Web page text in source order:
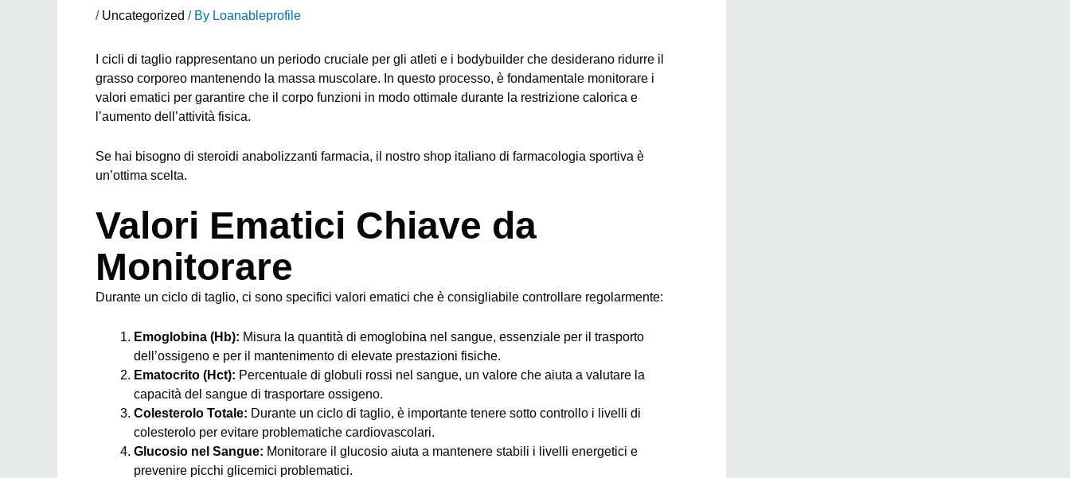
/ Uncategorized / By Loanableprofile
I cicli di taglio rappresentano un periodo cruciale per gli atleti e i bodybuilder che desiderano ridurre il
grasso corporeo mantenendo la massa muscolare. In questo processo, è fondamentale monitorare i
valori ematici per garantire che il corpo funzioni in modo ottimale durante la restrizione calorica e
l’aumento dell’attività fisica.
Se hai bisogno di steroidi anabolizzanti farmacia, il nostro shop italiano di farmacologia sportiva è
un’ottima scelta.
Valori Ematici Chiave da
Monitorare
Durante un ciclo di taglio, ci sono specifici valori ematici che è consigliabile controllare regolarmente:
Emoglobina (Hb): Misura la quantità di emoglobina nel sangue, essenziale per il trasporto
dell’ossigeno e per il mantenimento di elevate prestazioni fisiche.
Ematocrito (Hct): Percentuale di globuli rossi nel sangue, un valore che aiuta a valutare la
capacità del sangue di trasportare ossigeno.
Colesterolo Totale: Durante un ciclo di taglio, è importante tenere sotto controllo i livelli di
colesterolo per evitare problematiche cardiovascolari.
Glucosio nel Sangue: Monitorare il glucosio aiuta a mantenere stabili i livelli energetici e
prevenire picchi glicemici problematici.